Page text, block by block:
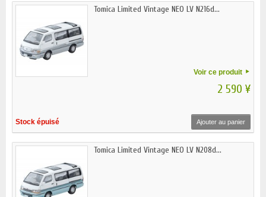
Tomica Limited Vintage NEO LV N216d...
Voir ce produit
2 590 ¥
Stock épuisé Ajouter au panier
Tomica Limited Vintage NEO LV N208d...